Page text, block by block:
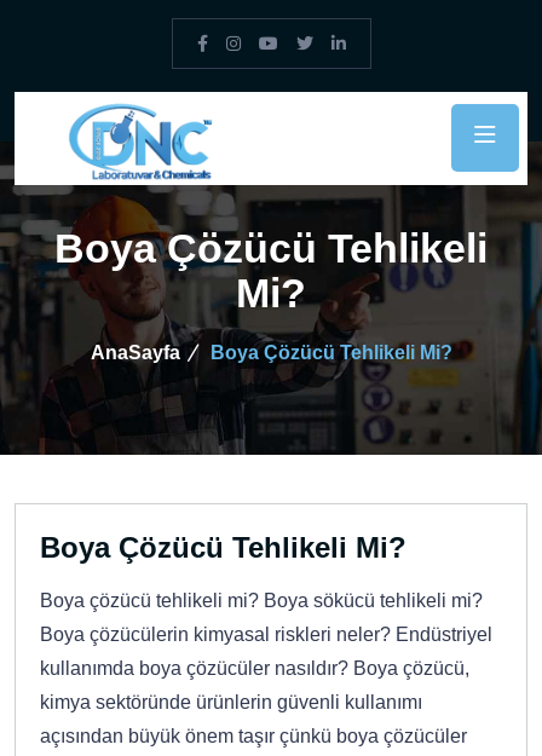
Boya Çözücü Tehlikeli
Mi?
AnaSayfa Boya Çözücü Tehlikeli Mi?
Boya Çözücü Tehlikeli Mi?
Boya çözücü tehlikeli mi? Boya sökücü tehlikeli mi?
Boya çözücülerin kimyasal riskleri neler? Endüstriyel
kullanımda boya çözücüler nasıldır? Boya çözücü,
kimya sektöründe ürünlerin güvenli kullanımı
açısından büyük önem taşır çünkü boya çözücüler